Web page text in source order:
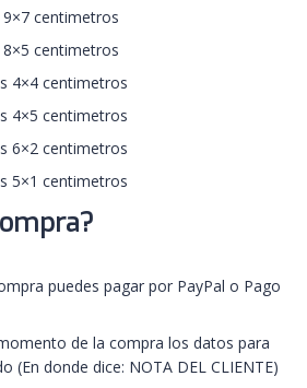
centimetros
centimetros
4×4 centimetros
4×5 centimetros
6×2 centimetros
5×1 centimetros
puedes pagar por PayPal o Pago
de la compra los datos para
(En donde dice: NOTA DEL CLIENTE)